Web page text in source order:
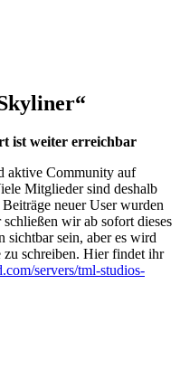
ist weiter erreichbar
aktive Community auf
Mitglieder sind deshalb
neuer User wurden
wir ab sofort dieses
sein, aber es wird
schreiben. Hier findet ihr
servers/tml-studios-